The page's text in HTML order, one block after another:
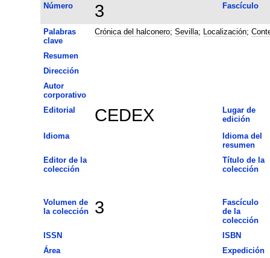
Número 3 Fascículo
Palabras
clave
Crónica del halconero; Sevilla; Localización;
Resumen
Dirección
Autor
corporativo
Editorial
CEDEX
Lugar de
edición
Idioma
Idioma del
resumen
Editor de la
colección
Título de la
colección
Volumen de
la colección
3
Fascículo
de la
colección
ISSN
ISBN
Área
Expedición